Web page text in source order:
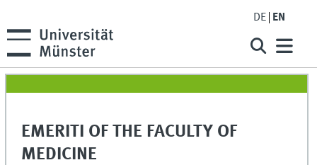
DE EN
EMERITI OF THE FACULTY OF
MEDICINE